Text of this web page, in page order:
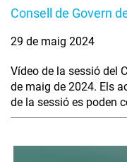
Consell de Govern
29 de maig 2024
Vídeo de la sessió del
de maig de 2024. Els
de la sessió es poden